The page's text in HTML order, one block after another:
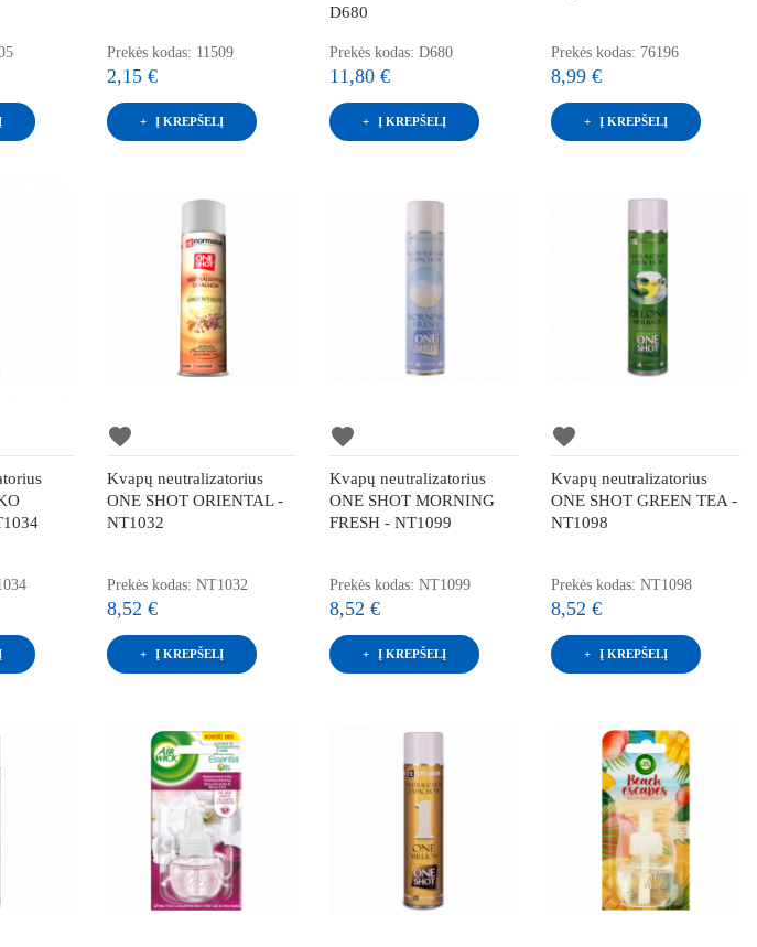
Prekės kodas: 11509
2,15 €
Į KREPŠELĮ
D680
Prekės kodas: D680
11,80 €
Į KREPŠELĮ
Prekės kodas: 76196
8,99 €
Į KREPŠELĮ
favorite
Kvapų neutralizatorius
ONE SHOT ORIENTAL -
NT1032
Prekės kodas: NT1032
8,52 €
Į KREPŠELĮ
favorite
Kvapų neutralizatorius
ONE SHOT MORNING
FRESH - NT1099
Prekės kodas: NT1099
8,52 €
Į KREPŠELĮ
favorite
Kvapų neutralizatorius
ONE SHOT GREEN TEA -
NT1098
Prekės kodas: NT1098
8,52 €
Į KREPŠELĮ